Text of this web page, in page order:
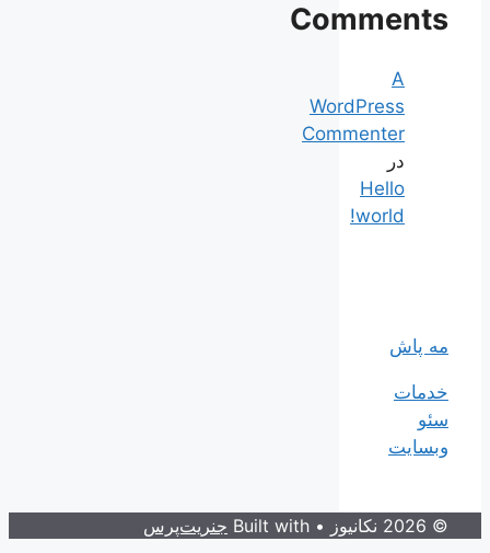
Comments
A
WordPress
Commenter
در
Hello
world!
مه پاش
خدمات
سئو
وبسایت
© 2026 نکانیوز • Built with جنریت‌پرس